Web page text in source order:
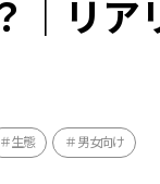
｜リ
生態 男女向け